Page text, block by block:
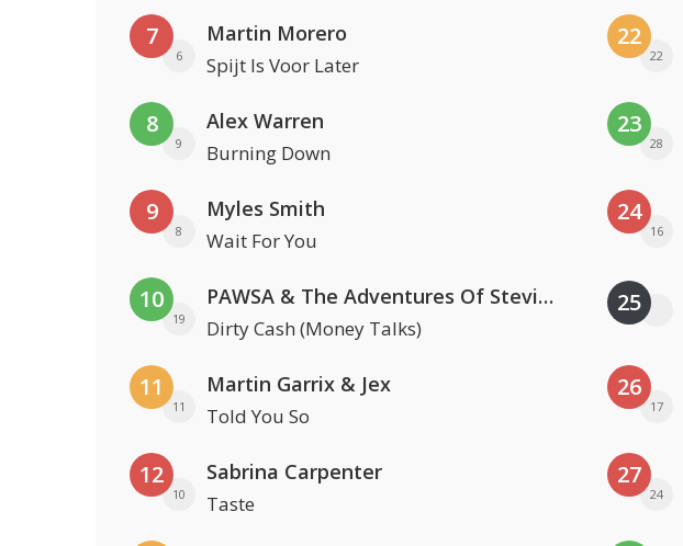
7
6
Martin Morero
Spijt Is Voor Later
8
9
Alex Warren
Burning Down
9
8
Myles Smith
Wait For You
10
19
PAWSA & The Adventures Of Stevie V
Dirty Cash (Money Talks)
11
11
Martin Garrix & Jex
Told You So
12
10
Sabrina Carpenter
Taste
22
22
23
28
24
16
25
26
17
27
24